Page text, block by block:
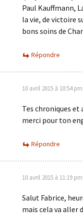
Paul Kauffmann,
la vie, de victoire
bons soins de
Répondre
10 avril 2015 à 10:54 pm
Tes chroniques et
merci pour ton
Répondre
10 avril 2015 à 11:19 pm
Salut Fabrice,
mais cela va aller